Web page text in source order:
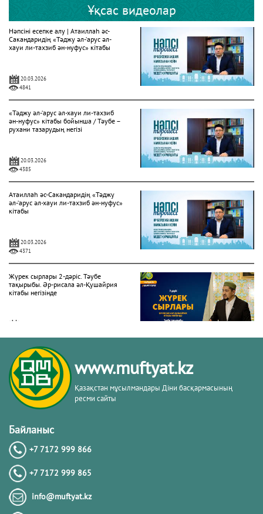
Ұқсас видеолар
Нәпсіні есепке алу | Атаиллаһ әс-
Сакандаридің «Тәджу әл-‘арус әл-
хауи ли-тахзиб ән-нуфус» кітабы
20.03.2026
4841
«Тәджу әл-‘арус әл-хауи ли-тахзиб
ән-нуфус» кітабы бойынша / Тәубе –
рухани тазарудың негізі
20.03.2026
4385
Атаиллаһ әс-Сакандаридің «Тәджу
әл-‘арус әл-хауи ли-тахзиб ән-нуфус»
кітабы
20.03.2026
4371
Жүрек сырлары 2-дәріс. Тәубе
тақырыбы. Әр-рисала әл-Қушайрия
кітабы негізінде
Әдепсіздік иманның әлсіздігіне дәлел
｜ Ерболат Жүсіпов
20.02.2026
РАМАЗАН – РАХЫМ, КЕШІРІМ ЖӘНЕ
ТОЗАҚТАН ҚҰТЫЛУ АЙЫ
19.02.2026
7579
www.muftyat.kz
Қазақстан мұсылмандары Діни басқармасының
ресми сайты
Байланыс
+7 7172 999 866
+7 7172 999 865
info@muftyat.kz